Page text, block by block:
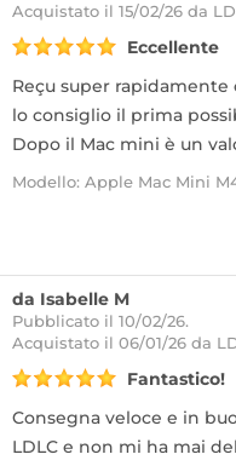
Acquistato il 15/02/26 da
Eccellente
Reçu super
lo consiglio il prima
Dopo il Mac mini è un
Modello: Apple Mac Mini
da Isabelle M
Pubblicato il 10/02/26.
Acquistato il 06/01/26 da
Fantastico!
Consegna veloce e in
LDLC e non mi ha mai